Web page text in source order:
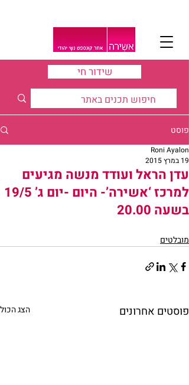
שידור חי
פוסט
עדן הראל ועודד מנשה מגיעים
למרכז ‘אשירה’- היום -יום ג’ 19/5
בשעה 20.00
Roni Ayalon
19 במרץ 2015
מובלטים
פוסטים אחרונים הצג הכול